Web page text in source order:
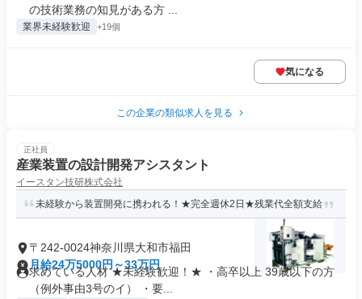
の技術業務の知見がある方 ...
業界未経験歓迎 +19個
気になる
この企業の類似求人を見る
正社員
産業装置の設計開発アシスタント
イースタン技研株式会社
未経験から装置開発に携われる！★完全週休2日★残業代全額支給
〒242-0024神奈川県大和市福田
月給24万5000円～33万円
求めている人材 ★未経験歓迎！★ ・高卒以上 39歳以下の方
（例外事由3号のイ） ・要...